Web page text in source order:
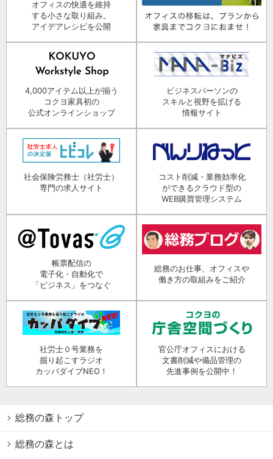
オフィスの快適を維持
する小さな取り組み。
アイデアレシピを公開
4,000アイテム以上が揃う
コクヨ家具初の
公式オンラインショップ
ビジネスパーソンの
スキルと視野を拡げる
情報サイト
社会保険労務士（社労士）
専門の求人サイト
コスト削減・業務効率化
ができるクラウド型の
WEB購買管理システム
帳票配信の
電子化・自動化で
「ビジネス」をつなぐ
総務のお仕事、オフィスや
働き方の取組みをご紹介
社労士０号業務を
掘り起こすラジオ
カッパダイブNEO！
官公庁オフィスにおける
文書削減や備品管理の
先進事例を公開中！
総務の森トップ
総務の森とは